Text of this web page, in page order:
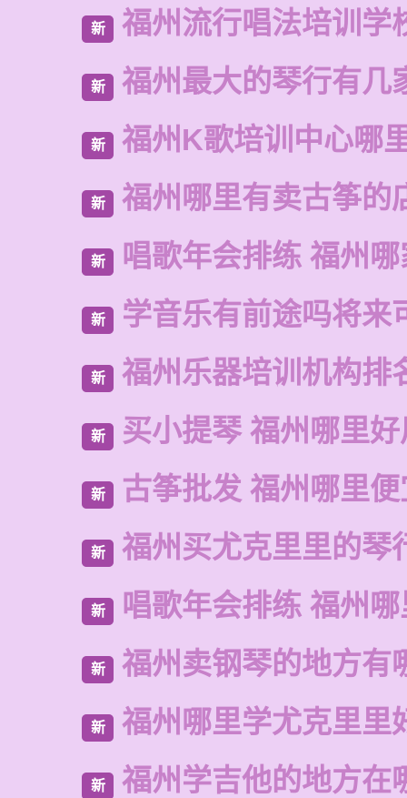
新 福州流行唱法培训学
新 福州最大的琴行有几
新 福州K歌培训中心哪
新 福州哪里有卖古筝的
新 唱歌年会排练 福州
新 学音乐有前途吗将来
新 福州乐器培训机构排
新 买小提琴 福州哪里
新 古筝批发 福州哪里
新 福州买尤克里里的琴
新 唱歌年会排练 福州
新 福州卖钢琴的地方有
新 福州哪里学尤克里里
新 福州学吉他的地方在